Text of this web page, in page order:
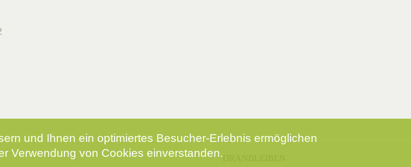
und Ihnen ein optimiertes Besucher-Erlebnis ermöglichen
Verwendung von Cookies einverstanden.